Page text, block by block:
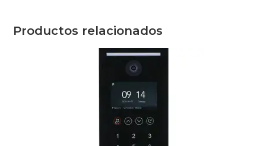
Productos relacionados